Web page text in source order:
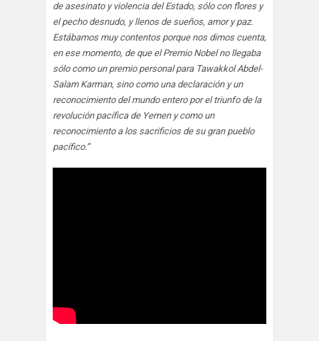
de asesinato y violencia del Estado, sólo con flores y
el pecho desnudo, y llenos de sueños, amor y paz.
Estábamos muy contentos porque nos dimos cuenta,
en ese momento, de que el Premio Nobel no llegaba
sólo como un premio personal para Tawakkol Abdel-
Salam Karman, sino como una declaración y un
reconocimiento del mundo entero por el triunfo de la
revolución pacífica de Yemen y como un
reconocimiento a los sacrificios de su gran pueblo
pacífico.”